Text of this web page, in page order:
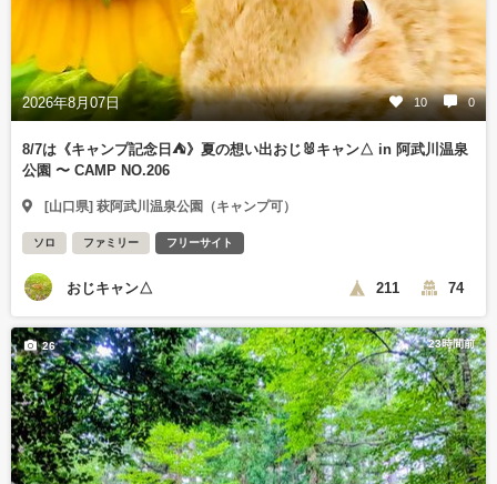
2026年8月07日 10 0
8/7は《キャンプ記念日⛺️》夏の想い出おじ🐰キャン△ in 阿武川温泉
公園 〜 CAMP NO.206
[山口県] 萩阿武川温泉公園（キャンプ可）
ソロ ファミリー フリーサイト
おじキャン△ 211 74
23時間前
26